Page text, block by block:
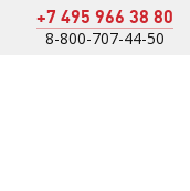
+7 495 966 38 80
8-800-707-44-50